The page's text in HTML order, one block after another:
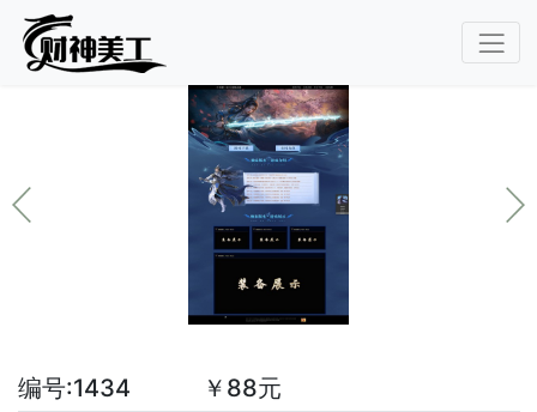
编号:1434 ￥88元